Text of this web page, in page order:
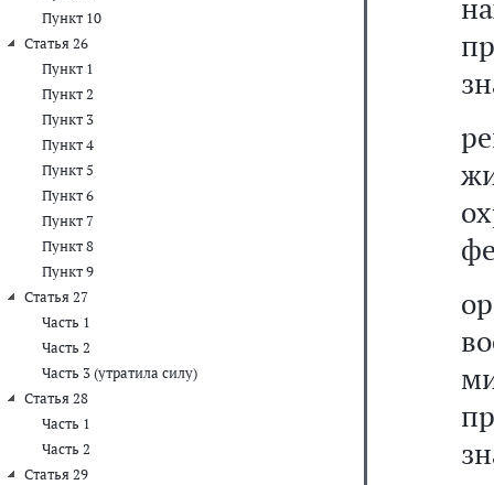
Пункт 10
Статья 26
Пункт 1
Пункт 2
Пункт 3
Пункт 4
Пункт 5
Пункт 6
Пункт 7
Пункт 8
Пункт 9
Статья 27
Часть 1
Часть 2
Часть 3 (утратила силу)
Статья 28
Часть 1
Часть 2
Статья 29